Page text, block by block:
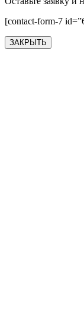
[contact-form-7
ЗАКРЫТЬ